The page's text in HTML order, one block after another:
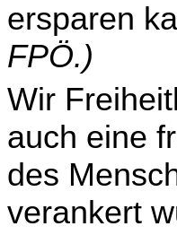
ersparen
FPÖ.)
Wir
auch eine
des
verankert